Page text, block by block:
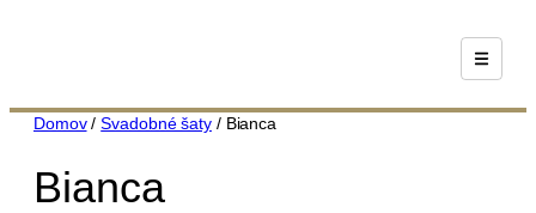
Domov/Svadobné šaty/ Bianca
Bianca